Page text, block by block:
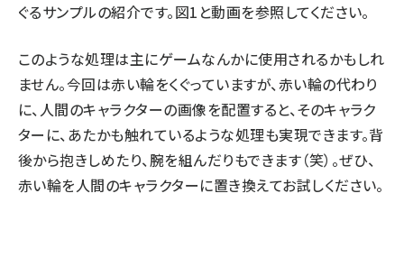
ぐるサンプルの紹介です。図1と動画を参照してください。
このような処理は主にゲームなんかに使用されるかもしれ
ません。今回は赤い輪をくぐっていますが、赤い輪の代わり
に、人間のキャラクターの画像を配置すると、そのキャラク
ターに、あたかも触れているような処理も実現できます。背
後から抱きしめたり、腕を組んだりもできます（笑）。ぜひ、
赤い輪を人間のキャラクターに置き換えてお試しください。